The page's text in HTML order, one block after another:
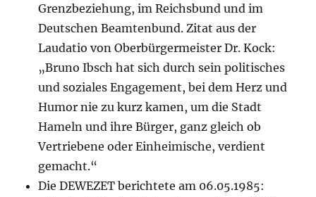
Grenzbeziehung, im Reichsbund und im
Deutschen Beamtenbund. Zitat aus der
Laudatio von Oberbürgermeister Dr. Kock:
„Bruno Ibsch hat sich durch sein politisches
und soziales Engagement, bei dem Herz und
Humor nie zu kurz kamen, um die Stadt
Hameln und ihre Bürger, ganz gleich ob
Vertriebene oder Einheimische, verdient
gemacht.“
Die DEWEZET berichtete am 06.05.1985: